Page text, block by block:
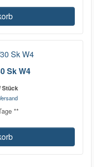
Sk W4
Stück
**